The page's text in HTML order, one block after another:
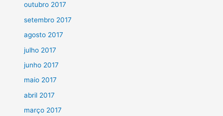
outubro 2017
setembro 2017
agosto 2017
julho 2017
junho 2017
maio 2017
abril 2017
março 2017